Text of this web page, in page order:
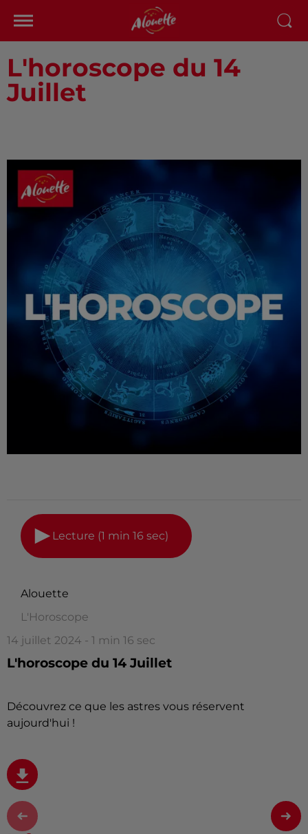
L'horoscope du 14
Juillet
Lecture (1 min 16 sec)
Alouette
L'Horoscope
14 juillet 2024 - 1 min 16 sec
L'horoscope du 14 Juillet
Découvrez ce que les astres vous réservent
aujourd'hui !